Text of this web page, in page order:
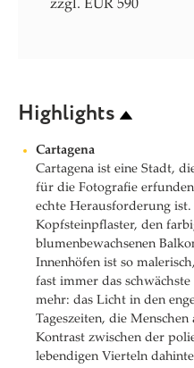
zzgl. EUR 590
Highlights
Cartagena
Cartagena ist eine Stadt,
für die Fotografie
echte Herausforderung
Kopfsteinpflaster, den
blumenbewachsenen
Innenhöfen ist so
fast immer das
mehr: das Licht in den
Tageszeiten, die
Kontrast zwischen der
lebendigen Vierteln